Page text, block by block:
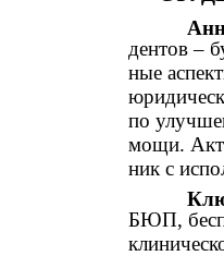
дентов –
ные
по
мощи.
ник с
БЮП,